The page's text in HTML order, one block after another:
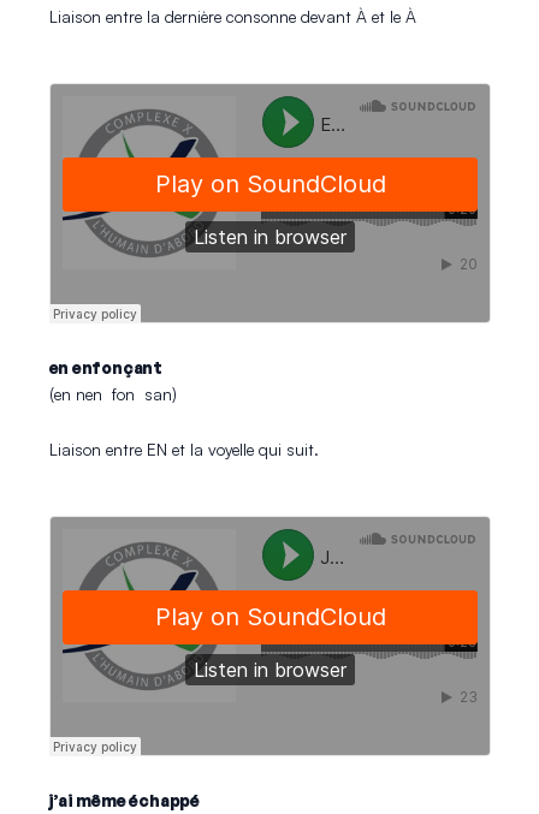
Liaison entre la dernière consonne devant À et le À
en enfonçant
(en nen fon san)
Liaison entre EN et la voyelle qui suit.
j’ai même échappé